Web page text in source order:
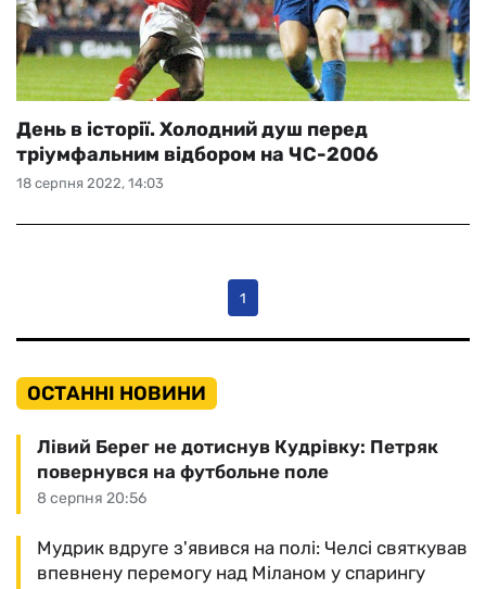
18 серпня 2022, 14:03
День в історії. Холодний душ перед
тріумфальним відбором на ЧС-2006
1
ОСТАННІ НОВИНИ
8 серпня 20:56
Лівий Берег не дотиснув Кудрівку: Петряк
повернувся на футбольне поле
Мудрик вдруге з'явився на полі: Челсі святкував
впевнену перемогу над Міланом у спарингу